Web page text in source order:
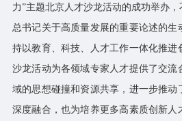
力”主题北京人才沙龙活动的成功举办
总书记关于高质量发展的重要论述的生
持以教育、科技、人才工作一体化推进
沙龙活动为各领域专家人才提供了交流
域的思想碰撞和资源共享，进一步推动
深度融合，也为培养更多高素质创新人